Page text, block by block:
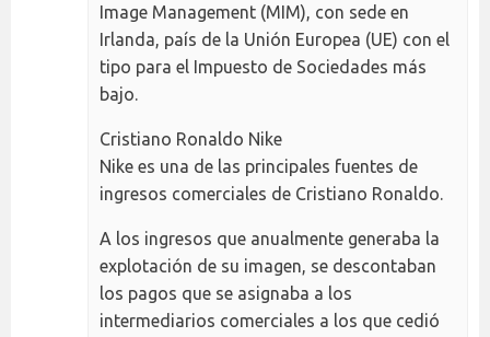
Image Management (MIM), con sede en
Irlanda, país de la Unión Europea (UE) con el
tipo para el Impuesto de Sociedades más
bajo.
Cristiano Ronaldo Nike
Nike es una de las principales fuentes de
ingresos comerciales de Cristiano Ronaldo.
A los ingresos que anualmente generaba la
explotación de su imagen, se descontaban
los pagos que se asignaba a los
intermediarios comerciales a los que cedió